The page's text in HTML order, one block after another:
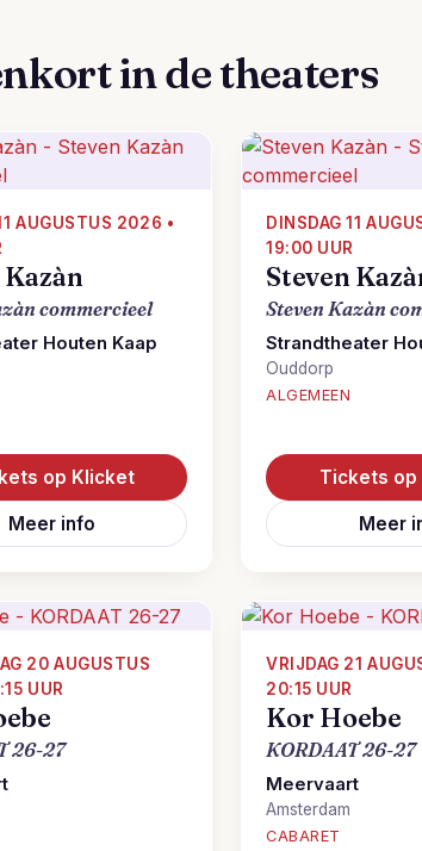
in de theaters
AUGUSTUS 2026 •
commercieel
Houten Kaap
op Klicket
Meer info
DINSDAG 11
19:00 UUR
Steven
Steven Kazàn
Strandtheater
Ouddorp
ALGEMEEN
Tickets op
Meer
20 AUGUSTUS
UUR
26-27
VRIJDAG 21
20:15 UUR
Kor Hoebe
KORDAAT 26-27
Meervaart
Amsterdam
CABARET